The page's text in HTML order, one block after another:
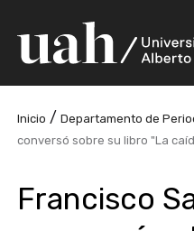
Inicio /Departamento de
conversó sobre su libro "La
Francisco